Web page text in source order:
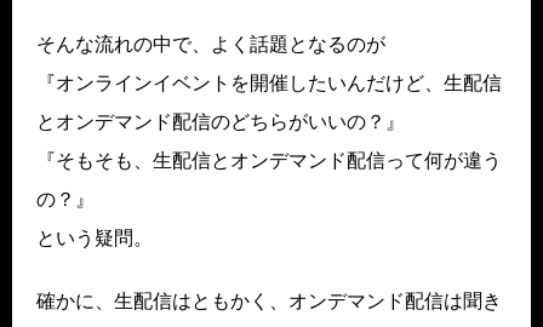
そんな流れの中で、よく話題となるのが
『オンラインイベントを開催したいんだけど、生配信
とオンデマンド配信のどちらがいいの？』
『そもそも、生配信とオンデマンド配信って何が違う
の？』
という疑問。
確かに、生配信はともかく、オンデマンド配信は聞き